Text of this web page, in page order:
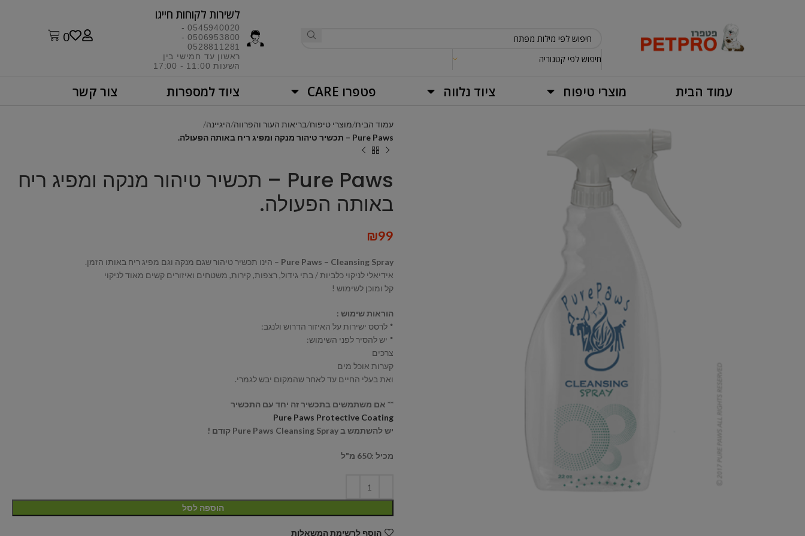
חיפוש לפי קטגוריה
לשירות לקוחות חייגו​
0545940020 -
0506953800 -
0528811281
ראשון עד חמישי בין
השעות 11:00 - 17:00​
0
עמוד הבית מוצרי טיפוח ציוד נלווה פטפרו CARE ציוד למספרות צור קשר
עמוד הבית מוצרי טיפוח בריאות העור והפרווה היגיינה
Pure Paws – תכשיר טיהור מנקה ומפיג ריח באותה הפעולה.
Pure Paws – תכשיר טיהור מנקה ומפיג ריח
באותה הפעולה.
₪99
Pure Paws – Cleansing Spray – הינו תכשיר טיהור שגם מנקה וגם מפיג ריח באותו הזמן.
אידיאלי לניקוי כלביות / בתי גידול, רצפות, קירות, משטחים ואיזורים קשים מאוד לניקוי
קל ומוכן לשימוש !
הוראות שימוש :
* לרסס ישירות על האיזור הדרוש ולנגב:
* יש להסיר לפני השימוש:
צרכים
קערות אוכל מים
ואת בעלי החיים עד לאחר שהמקום יבש לגמרי.
** אם משתמשים בתכשיר זה יחד עם התכשיר
Pure Paws Protective Coating
יש להשתמש ב Pure Paws Cleansing Spray קודם !
מכיל :650 מ"ל
הוספה לסל
הוסף לרשימת המשאלות